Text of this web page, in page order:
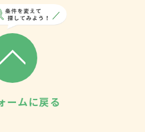
ームに戻る